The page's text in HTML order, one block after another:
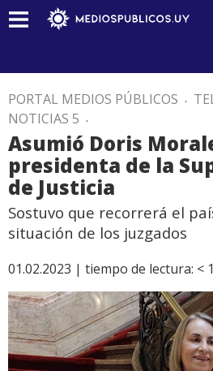
PORTAL MEDIOS PÚBLICOS .
NOTICIAS 5 .
Asumió Doris
presidenta de la
de Justicia
Sostuvo que recorrerá el
situación de los juzgados
01.02.2023 | tiempo de lectura: < 1